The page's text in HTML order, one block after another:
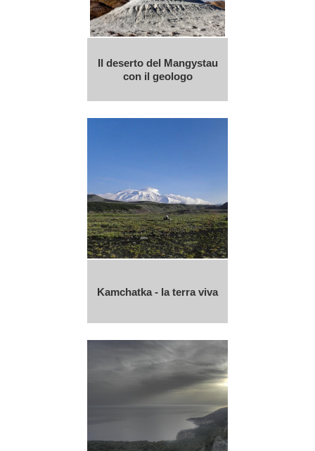
Il deserto del Mangystau
con il geologo
Kamchatka - la terra viva